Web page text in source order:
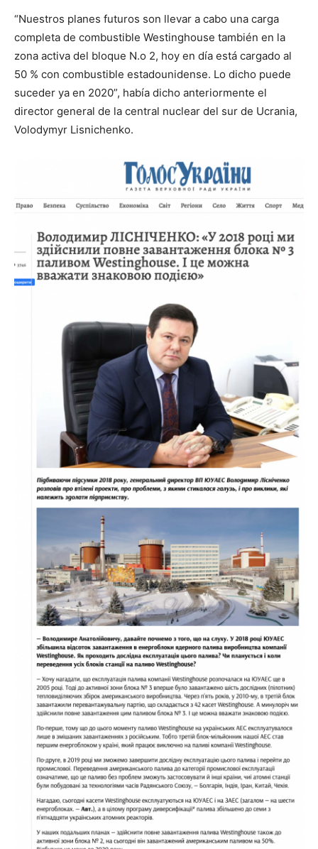
“Nuestros planes futuros son llevar a cabo una carga
completa de combustible Westinghouse también en la
zona activa del bloque N.o 2, hoy en día está cargado al
50 % con combustible estadounidense. Lo dicho puede
suceder ya en 2020”, había dicho anteriormente el
director general de la central nuclear del sur de Ucrania,
Volodymyr Lisnichenko.